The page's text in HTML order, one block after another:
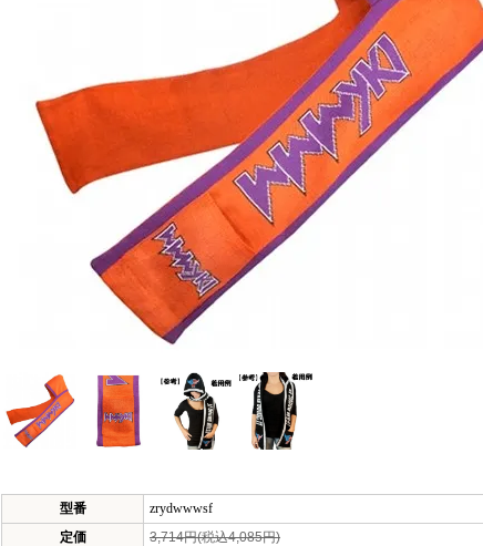
型番
zrydwwwsf
定価
3,714円(税込4,085円)